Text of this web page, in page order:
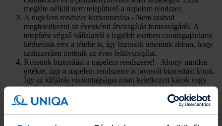
megléte nélkül nem telepíthető a napelem rendszer.
A napelem rendszer karbantartása - Nem szabad
megfeledkezni az évenkénti átvizsgálás fontosságáról. A
telepítést végző vállalattól a legtöbb esetben csomagajánlatot
kérhetünk erre a tételre is, így biztosak lehetünk abban, hogy
szakszerűen történik az éves felülvizsgálat.
Kössünk biztosítást a napelem rendszerre! - Ahogy minden
értékre, úgy a napelem rendszerre is javasolt biztosítást kötni.
Így az időjárás viszontagságai miatt keletkezett károk vagy
lopás és rongálás esetén sem kell váratlan költségekkel
számolnunk. Mi több a javítás, meghibásodás következtében
előforduló hozamkiesést is fedezhetjük.
Pályázatok, támogatások feltérképezése - Érdemes
utánanézni, hogy milyen lehetőségeink vannak, amennyiben